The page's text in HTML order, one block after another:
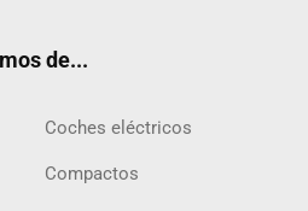
de...
Coches eléctricos
Compactos